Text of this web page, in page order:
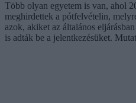
Több olyan egyetem is van, ahol
meghirdettek a pótfelvételin,
azok, akiket az általános
is adták be a jelentkezésüket.